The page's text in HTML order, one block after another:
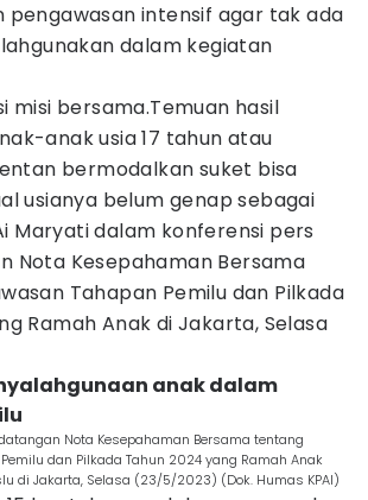
pengawasan intensif agar tak ada
dalam kegiatan
misi bersama.Temuan hasil
anak usia 17 tahun atau
bermodalkan suket bisa
usianya belum genap sebagai
Maryati dalam konferensi pers
Nota Kesepahaman Bersama
Tahapan Pemilu dan Pilkada
Ramah Anak di Jakarta, Selasa
anak dalam
Nota Kesepahaman Bersama tentang
dan Pilkada Tahun 2024 yang Ramah Anak
di Jakarta, Selasa (23/5/2023) (Dok. Humas KPAI)